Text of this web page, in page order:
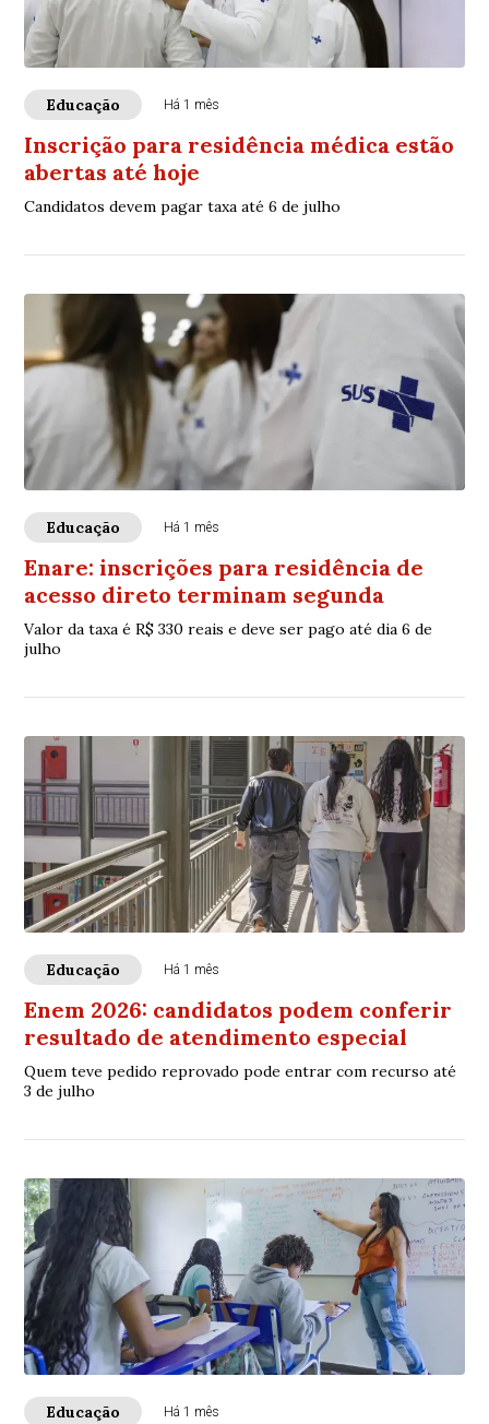
Educação Há 1 mês
Inscrição para residência médica estão
abertas até hoje
Candidatos devem pagar taxa até 6 de julho
Educação Há 1 mês
Enare: inscrições para residência de
acesso direto terminam segunda
Valor da taxa é R$ 330 reais e deve ser pago até dia 6 de
julho
Educação Há 1 mês
Enem 2026: candidatos podem conferir
resultado de atendimento especial
Quem teve pedido reprovado pode entrar com recurso até
3 de julho
Educação Há 1 mês